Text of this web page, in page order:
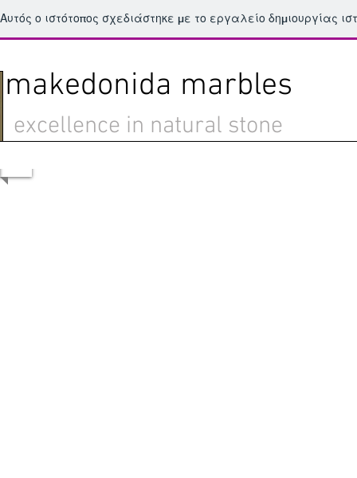
Αυτός ο ιστότοπος σχεδιάστηκε με το εργαλείο δημιουργίας
makedonida marbles
excellence in natural stone